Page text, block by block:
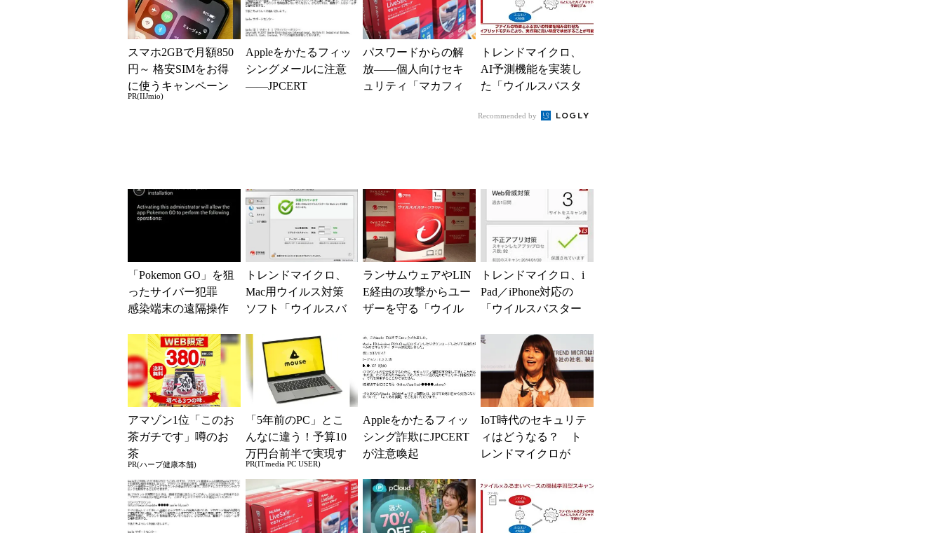
スマホ2GBで月額850
円～ 格安SIMをお得
に使うキャンペーン
実施中！
PR(IIJmio)
Appleをかたるフィッ
シングメールに注意
――JPCERT
パスワードからの解
放――個人向けセキ
ュリティ「マカフィ
トレンドマイクロ、
AI予測機能を実装し
た「ウイルスバスタ
Recommended by
「Pokemon GO」を狙
ったサイバー犯罪
感染端末の遠隔操作
トレンドマイクロ、
Mac用ウイルス対策
ソフト「ウイルスバ
台版を発売
ランサムウェアやLIN
E経由の攻撃からユー
ザーを守る「ウイル
トレンドマイクロ、i
Pad／iPhone対応の
「ウイルスバスター
アマゾン1位「このお
茶ガチです」噂のお
茶
PR(ハーブ健康本舗)
「5年前のPC」とこ
んなに違う！予算10
万円台前半で実現す
る快適PCライフ
PR(ITmedia PC USER)
Appleをかたるフィッ
シング詐欺にJPCERT
が注意喚起
IoT時代のセキュリテ
ィはどうなる？ ト
レンドマイクロが
戦略を発表